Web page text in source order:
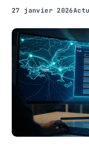
Audit SEO
Formation SEO
Création de site
Création
Refonte de site
Publicité Google
Référencement IA
Automatisation
Automatiser les
Automatiser le
27 janvier 2026